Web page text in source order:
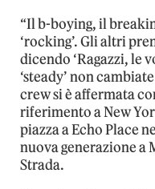
“Il b-boying, il
‘rocking’. Gli altri
dicendo ‘Ragazzi, le
‘steady’ non
crew si è affermata
riferimento a New
piazza a Echo Place
nuova generazione a
Strada.